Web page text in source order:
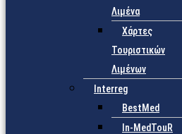
Λιμένα
Χάρτες
Τουριστικών
Λιμένων
Interreg
BestMed
In-MedTouR